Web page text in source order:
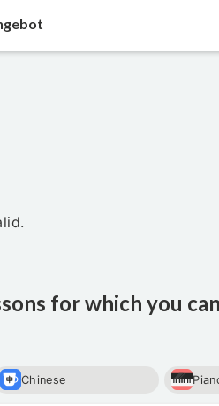
for which you
Chinese